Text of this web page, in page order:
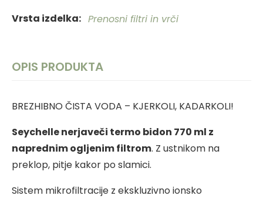
Vrsta izdelka
Prenosni filtri in vrči
OPIS PRODUKTA
BREZHIBNO ČISTA VODA – KJERKOLI, KADARKOLI!
Seychelle nerjaveči termo bidon 770 ml z
naprednim ogljenim filtrom. Z ustnikom na
preklop, pitje kakor po slamici.
Sistem mikrofiltracije z ekskluzivno ionsko